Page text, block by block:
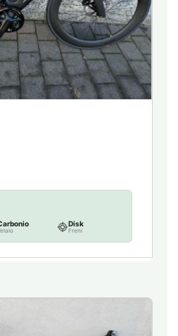
Disk
Freni